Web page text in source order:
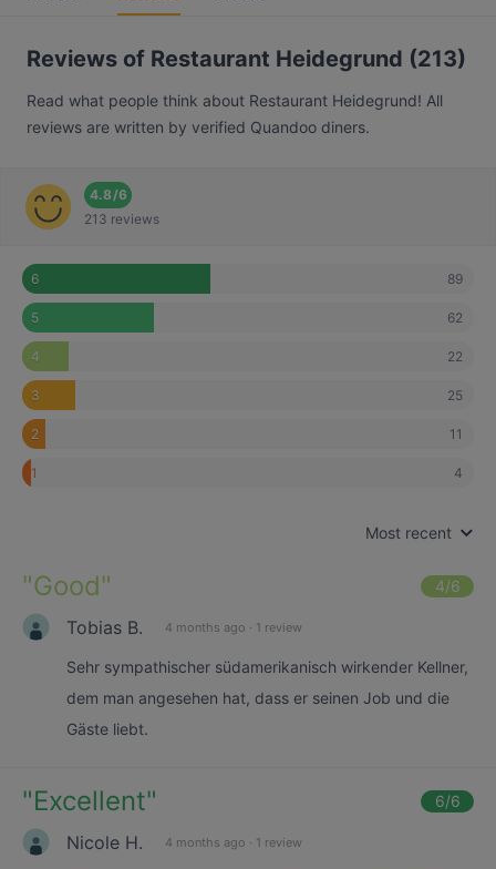
Reviews of Restaurant Heidegrund (213)
Read what people think about Restaurant Heidegrund! All
reviews are written by verified Quandoo diners.
4.8/6
213 reviews
6 89
5 62
4 22
3 25
2 11
1 4
Most recent
"Good" 4/6
Tobias B. 4 months ago · 1 review
Sehr sympathischer südamerikanisch wirkender Kellner,
dem man angesehen hat, dass er seinen Job und die
Gäste liebt.
"Excellent" 6/6
Nicole H. 4 months ago · 1 review